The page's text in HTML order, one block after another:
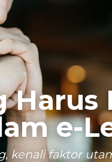
e-
kenali faktor